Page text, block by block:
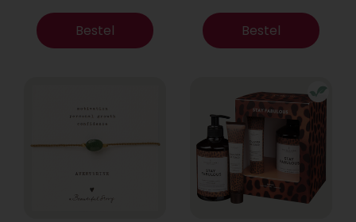
Bestel Bestel